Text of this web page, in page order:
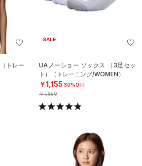
トレー
SALE
UAノーショー ソックス （3足セッ
ト）（トレーニング/WOMEN）
￥1,155 30%OFF
￥1,650